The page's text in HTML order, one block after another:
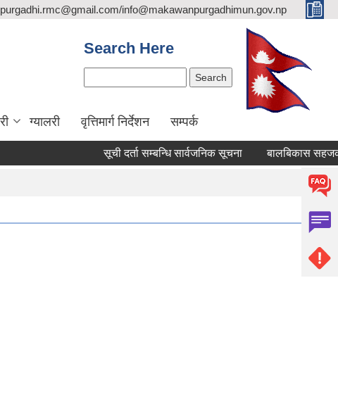
info@makawanpurgadhimun.gov.np
Search Here
ग्यालरी वृत्तिमार्ग निर्देशन सम्पर्क
सूची दर्ता सम्बन्धि सार्वजनिक सूचना बालबिकास सहजकर्ता